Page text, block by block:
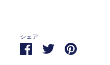
シェア
ShareSharePin